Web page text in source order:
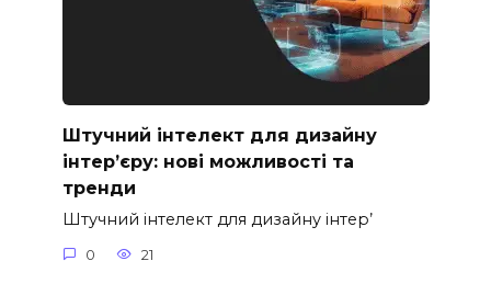
Штучний інтелект для дизайну
інтер’єру: нові можливості та
тренди
Штучний інтелект для дизайну інтер’
0 21